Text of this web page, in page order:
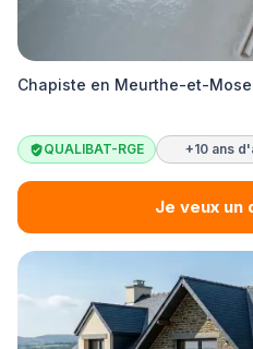
Chapiste en Meurthe-et-
QUALIBAT-RGE +10 ans
Je veux un